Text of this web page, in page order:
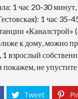
1 час 20-30 минут,
1 час 35-
к дому, можно
взрослый
покажем, не
Tweet